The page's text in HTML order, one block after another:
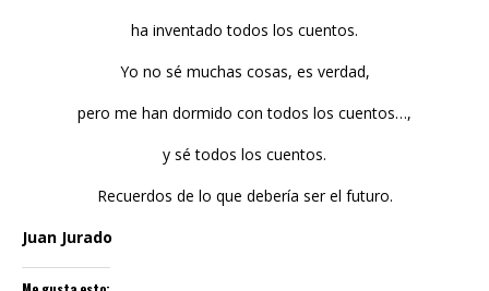
ha inventado todos los cuentos.
Yo no sé muchas cosas, es verdad,
pero me han dormido con todos los cuentos…,
y sé todos los cuentos.
Recuerdos de lo que debería ser el futuro.
Juan Jurado